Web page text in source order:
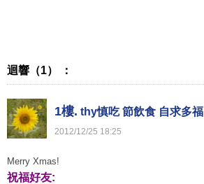
迴響（1） ：
1樓. thy慎吃 節飲食 自求多福
2012/12/25 18:25
Merry Xmas!
祝福好友: